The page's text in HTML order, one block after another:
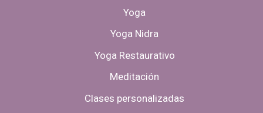
Yoga
Yoga Nidra
Yoga Restaurativo
Meditación
Clases personalizadas